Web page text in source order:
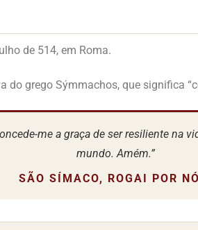
de 514, em Roma.
do grego Sýmmachos, que significa
me a graça de ser resiliente na
mundo. Amém.”
SÃO SÍMACO, ROGAI POR